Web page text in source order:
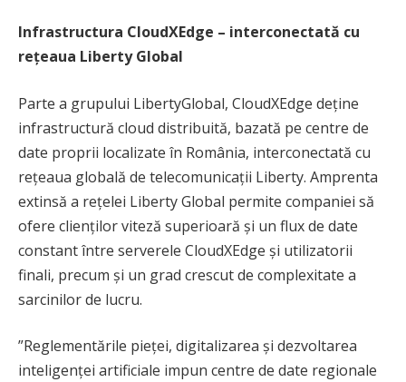
Infrastructura CloudXEdge – interconectată cu
rețeaua Liberty Global
Parte a grupului LibertyGlobal, CloudXEdge deține
infrastructură cloud distribuită, bazată pe centre de
date proprii localizate în România, interconectată cu
rețeaua globală de telecomunicații Liberty. Amprenta
extinsă a rețelei Liberty Global permite companiei să
ofere clienților viteză superioară și un flux de date
constant între serverele CloudXEdge și utilizatorii
finali, precum și un grad crescut de complexitate a
sarcinilor de lucru.
”Reglementările pieței, digitalizarea și dezvoltarea
inteligenței artificiale impun centre de date regionale